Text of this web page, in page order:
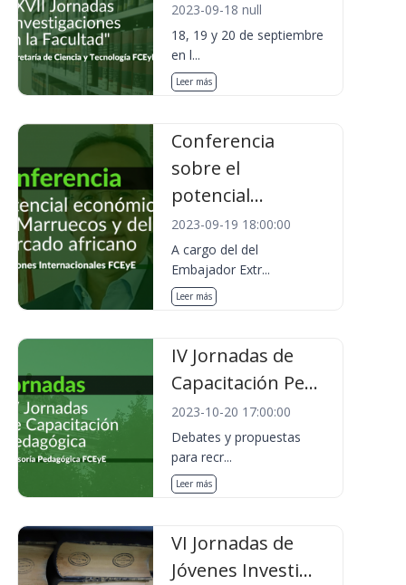
2023-09-18 null
18, 19 y 20 de septiembre
en l...
Leer más
Conferencia
sobre el
potencial...
2023-09-19 18:00:00
A cargo del del
Embajador Extr...
Leer más
IV Jornadas de
Capacitación Pe...
2023-10-20 17:00:00
Debates y propuestas
para recr...
Leer más
VI Jornadas de
Jóvenes Investi...